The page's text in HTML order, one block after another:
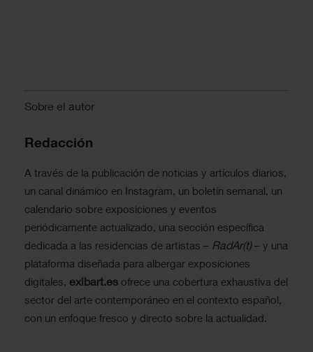
Sobre el autor
Redacción
A través de la publicación de noticias y artículos diarios,
un canal dinámico en Instagram, un boletín semanal, un
calendario sobre exposiciones y eventos
periódicamente actualizado, una sección específica
dedicada a las residencias de artistas – RadAr(t)– y una
plataforma diseñada para albergar exposiciones
digitales, exibart.es ofrece una cobertura exhaustiva del
sector del arte contemporáneo en el contexto español,
con un enfoque fresco y directo sobre la actualidad.